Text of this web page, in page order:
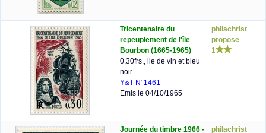
Tricentenaire du
repeuplement de l'île
Bourbon (1665-1965)
0,30frs., lie de vin et bleu
noir
Y&T N°1461
Emis le 04/10/1965
philachrist
propose
1
Journée du timbre 1966 -
philachrist